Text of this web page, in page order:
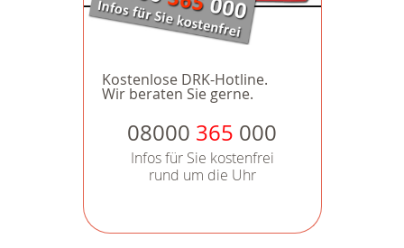
Kostenlose DRK-Hotline.
Wir beraten Sie gerne.
08000 365 000
Infos für Sie kostenfrei
rund um die Uhr